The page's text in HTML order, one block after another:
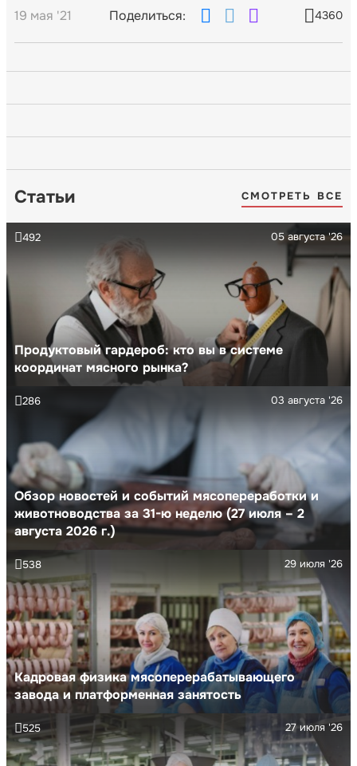
19 мая '21 Поделиться: 4360
Статьи СМОТРЕТЬ ВСЕ
Продуктовый гардероб: кто вы в системе
координат мясного рынка?
05 августа '26
492
Обзор новостей и событий мясопереработки и
животноводства за 31-ю неделю (27 июля – 2
августа 2026 г.)
03 августа '26
286
Кадровая физика мясоперерабатывающего
завода и платформенная занятость
29 июля '26
538
27 июля '26
525